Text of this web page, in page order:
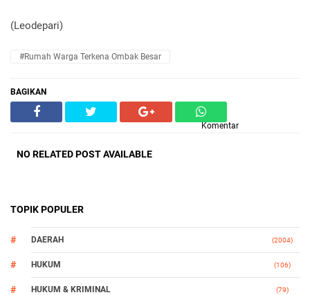
(Leodepari)
#Rumah Warga Terkena Ombak Besar
BAGIKAN
Komentar
NO RELATED POST AVAILABLE
TOPIK POPULER
DAERAH (2004)
HUKUM (106)
HUKUM & KRIMINAL (79)